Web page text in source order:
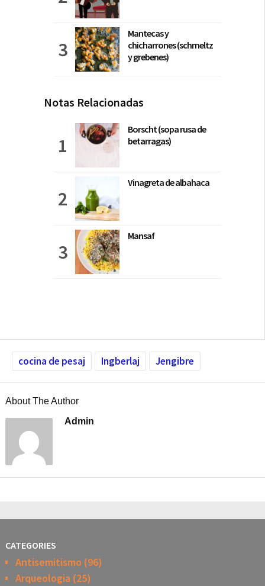
Mantecas y
chicharrones (schmeltz
y grebenes)
Notas Relacionadas
Borscht (sopa rusa de
betarragas)
Vinagreta de albahaca
Mansaf
cocina de pesaj Ingberlaj Jengibre
About The Author
Admin
CATEGORIES
Antisemitismo (96)
Arqueologia(25)